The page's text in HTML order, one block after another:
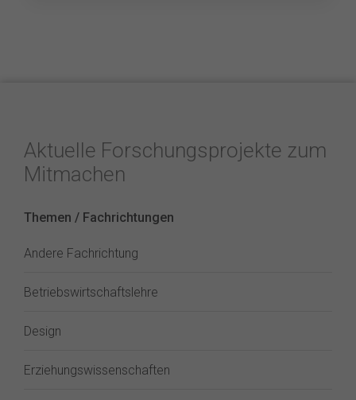
Aktuelle Forschungsprojekte zum
Mitmachen
Themen / Fachrichtungen
Andere Fachrichtung
Betriebswirtschaftslehre
Design
Erziehungswissenschaften